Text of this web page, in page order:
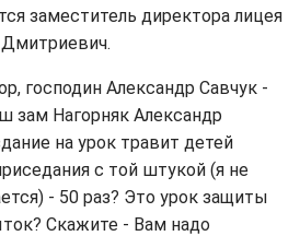
заместитель директора лицея
Дмитриевич.
господин Александр Савчук -
зам Нагорняк Александр
на урок травит детей
с той штукой (я не
- 50 раз? Это урок защиты
Скажите - Вам надо